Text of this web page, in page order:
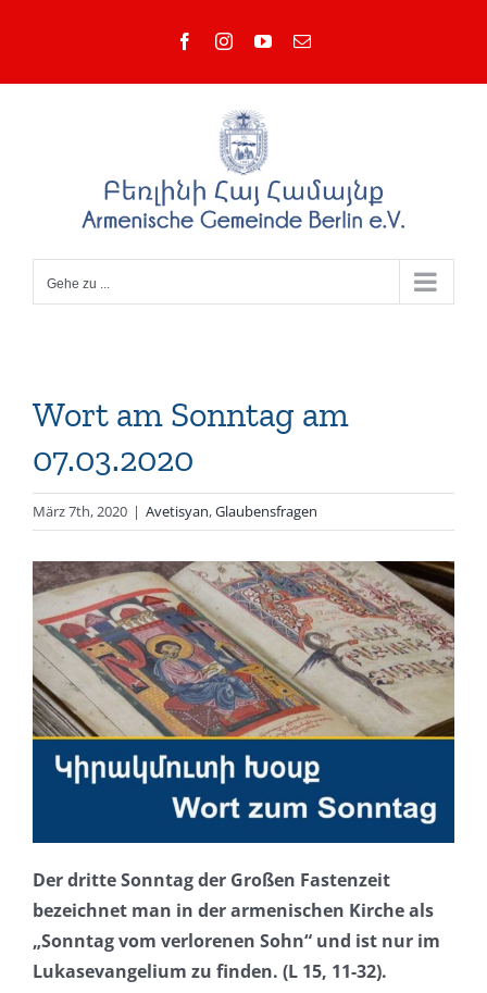
FacebookInstagramYouTube
E-
Gehe zu ...
Wort am Sonntag am
07.03.2020
März 7th, 2020 | Avetisyan,Glaubensfragen
Der dritte Sonntag der Großen Fastenzeit
bezeichnet man in der armenischen Kirche als
„Sonntag vom verlorenen Sohn“ und ist nur im
Lukasevangelium zu finden. (L 15, 11-32).